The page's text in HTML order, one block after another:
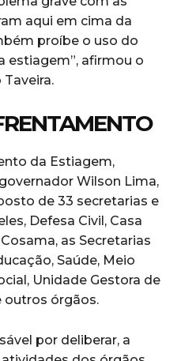
aqui em cima da
proíbe o uso do
estiagem”, afirmou o
da Estiagem,
Wilson Lima,
de 33 secretarias e
Defesa Civil, Casa
as Secretarias
Saúde, Meio
Unidade Gestora de
outros órgãos.
por deliberar, a